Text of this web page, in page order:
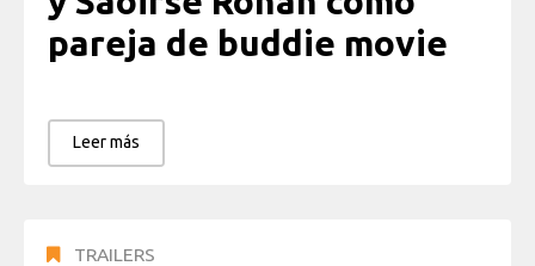
pareja de buddie movie
Leer más
TRAILERS